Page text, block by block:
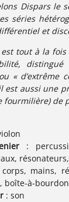
Dispars le
séries
et
est tout à la
«
est aussi une
fourmilière) de
:
mains,
boîte-à-
: son